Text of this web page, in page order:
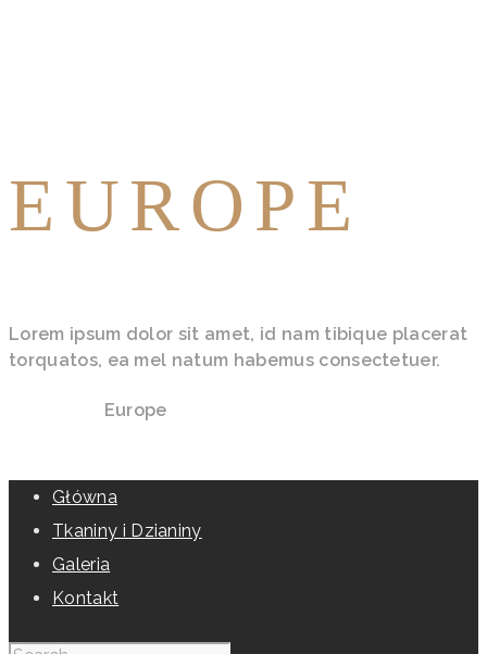
EUROPE
Lorem ipsum dolor sit amet, id nam tibique placerat
torquatos, ea mel natum habemus consectetuer.
Europe
Główna
Tkaniny i Dzianiny
Galeria
Kontakt